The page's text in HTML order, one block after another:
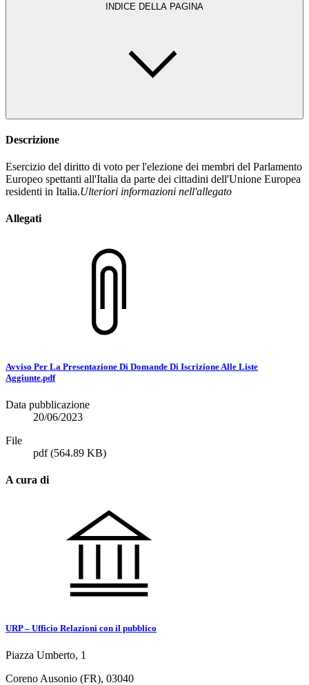
INDICE DELLA PAGINA
Descrizione
Esercizio del diritto di voto per l'elezione dei membri del Parlamento
Europeo spettanti all'Italia da parte dei cittadini dell'Unione Europea
residenti in Italia.Ulteriori informazioni nell'allegato
Allegati
Avviso Per La Presentazione Di Domande Di Iscrizione Alle Liste
Aggiunte.pdf
Data pubblicazione
20/06/2023
File
pdf(564.89 KB)
A cura di
URP – Ufficio Relazioni con il pubblico
Piazza Umberto, 1
Coreno Ausonio (FR), 03040